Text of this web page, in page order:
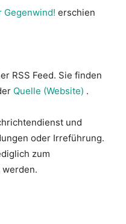
Gegenwind! erschien
RSS Feed. Sie finden
Quelle (Website) .
und
oder Irreführung.
zum